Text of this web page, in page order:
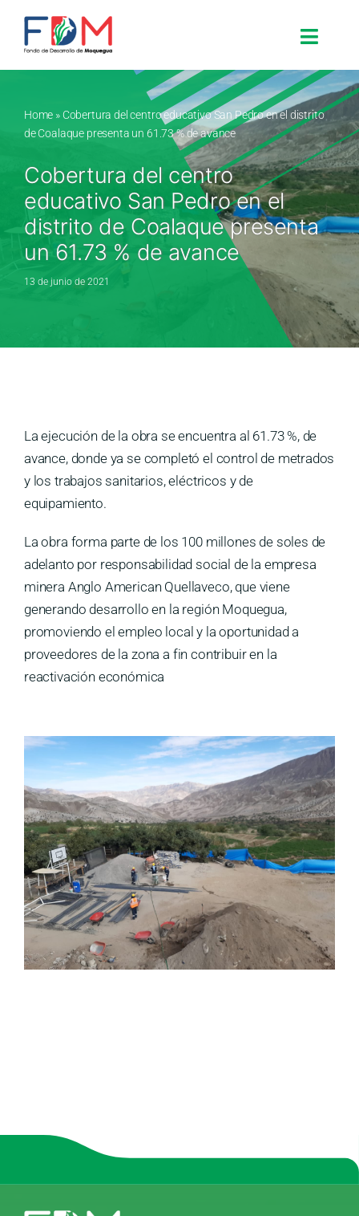
Search for:
Nosotros
Proyectos
Home » Cobertura del centro educativo San Pedro en el distrito
de Coalaque presenta un 61.73 % de avance
Cobertura del centro
educativo San Pedro en el
distrito de Coalaque presenta
un 61.73 % de avance
13 de junio de 2021
La ejecución de la obra se encuentra al 61.73 %, de
avance, donde ya se completó el control de metrados
y los trabajos sanitarios, eléctricos y de
equipamiento.
La obra forma parte de los 100 millones de soles de
adelanto por responsabilidad social de la empresa
minera Anglo American Quellaveco, que viene
generando desarrollo en la región Moquegua,
promoviendo el empleo local y la oportunidad a
proveedores de la zona a fin contribuir en la
reactivación económica